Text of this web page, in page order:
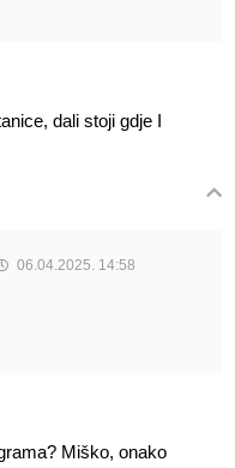
dali stoji gdje I
06.04.2025. 14:58
Miško, onako